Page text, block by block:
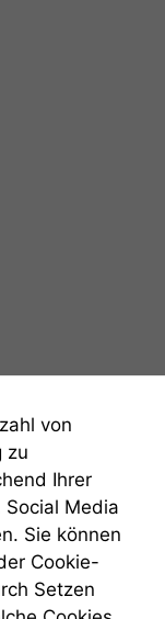
von
zu
Ihrer
Media
Sie können
Cookie-
Setzen
zu
auf.